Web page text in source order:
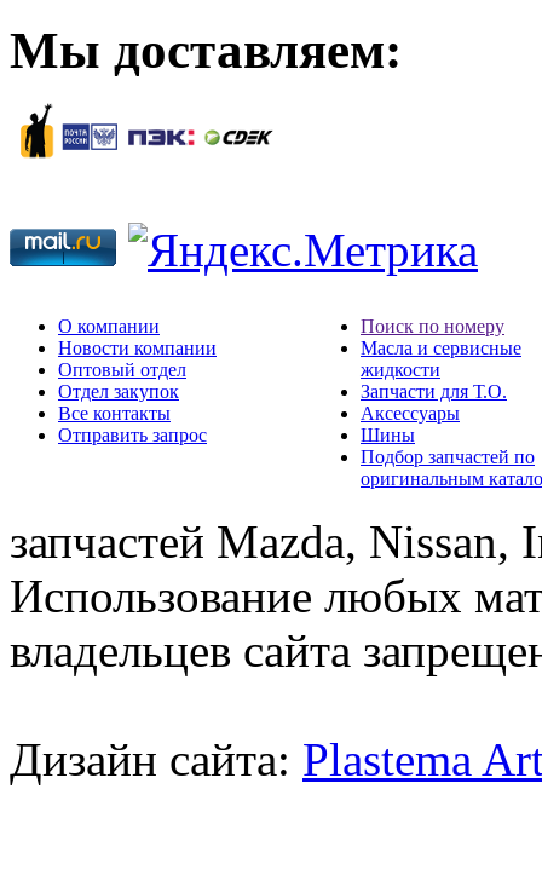
Мы доставляем:
О компании
Новости компании
Оптовый отдел
Отдел закупок
Все контакты
Отправить запрос
Поиск по номеру
Масла и сервисные
жидкости
Запчасти для Т.О.
Аксессуары
Шины
Подбор запчастей по
оригинальным
запчастей Mazda,
Использование любых
владельцев сайта
Дизайн сайта: Plastema